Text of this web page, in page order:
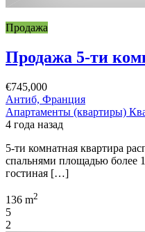
Продажа
Продажа 5-ти
€745,000
Антиб, Франция
Апартаменты (квартиры)
4 года назад
5-ти комнатная квартира
спальнями площадью более
гостиная […]
136 m2
5
2